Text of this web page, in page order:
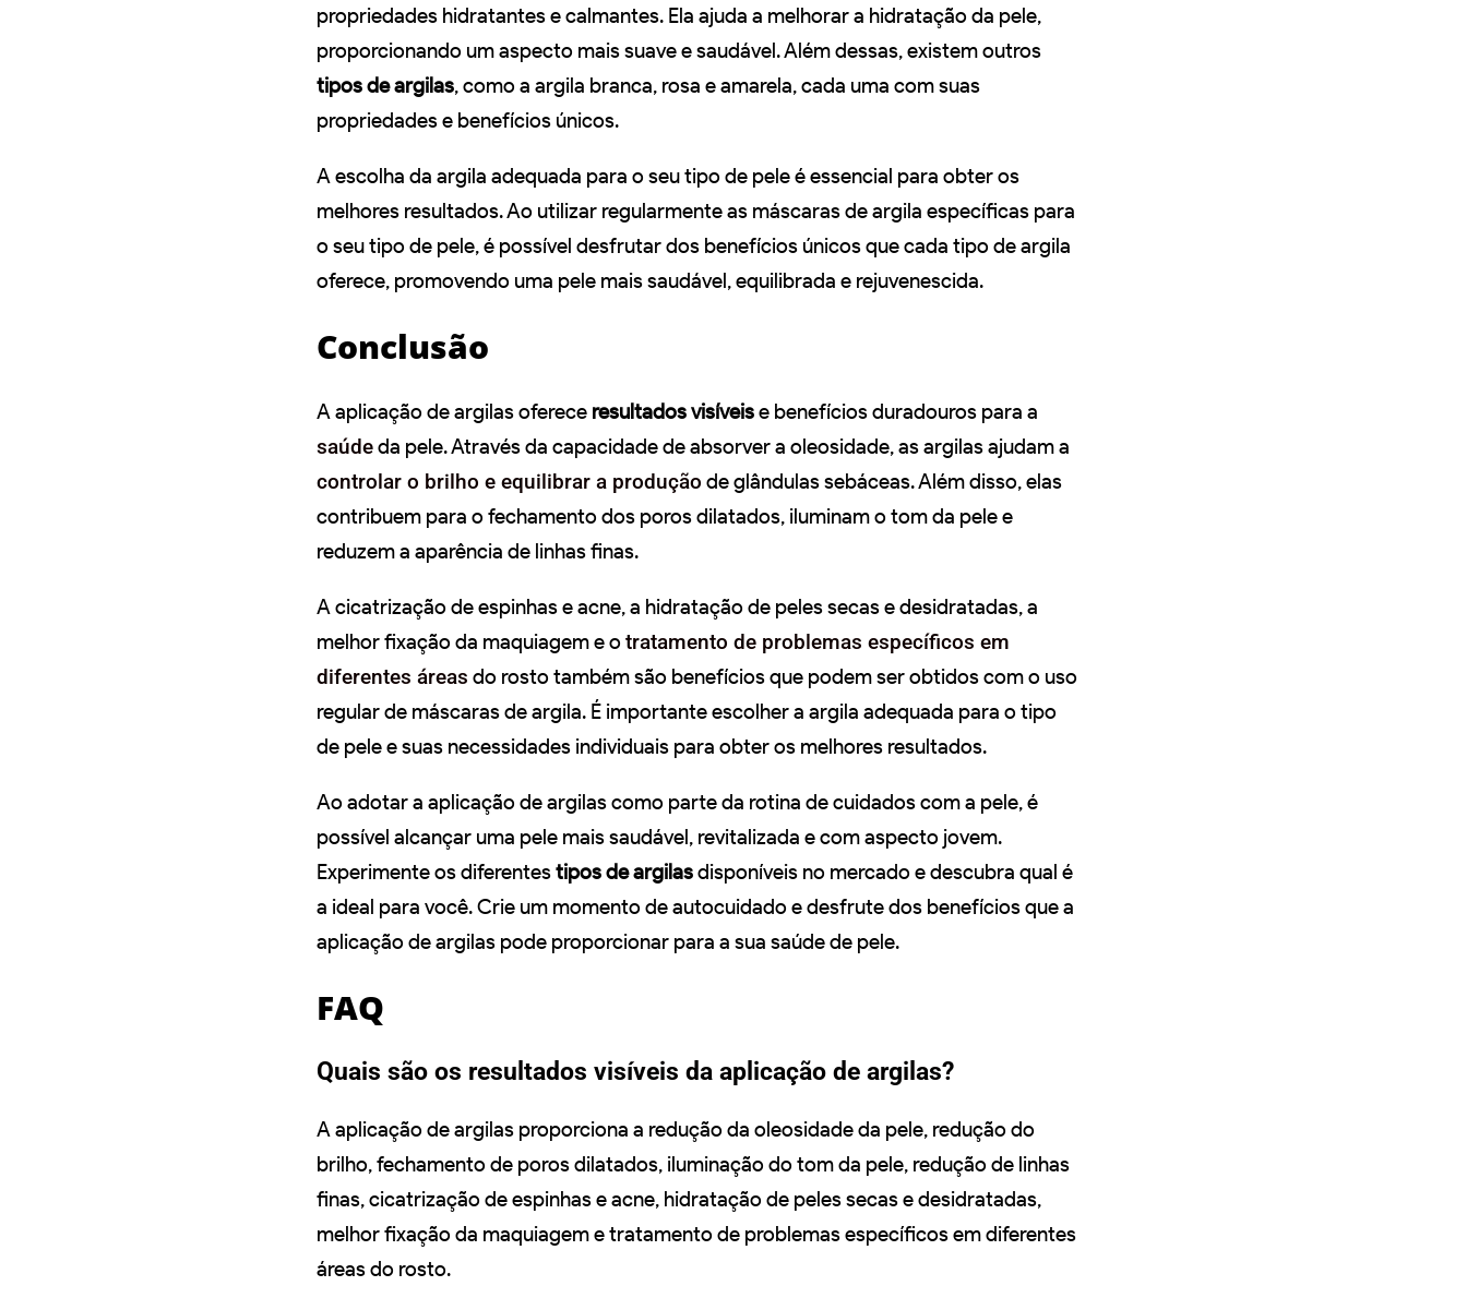
propriedades hidratantes e calmantes. Ela ajuda a melhorar a hidratação da pele,
proporcionando um aspecto mais suave e saudável. Além dessas, existem outros
tipos de argilas, como a argila branca, rosa e amarela, cada uma com suas
propriedades e benefícios únicos.
A escolha da argila adequada para o seu tipo de pele é essencial para obter os
melhores resultados. Ao utilizar regularmente as máscaras de argila específicas para
o seu tipo de pele, é possível desfrutar dos benefícios únicos que cada tipo de argila
oferece, promovendo uma pele mais saudável, equilibrada e rejuvenescida.
Conclusão
A aplicação de argilas oferece resultados visíveise benefícios duradouros para a
saúdeda pele. Através da capacidade de absorver a oleosidade, as argilas ajudam a
controlar o brilho e equilibrar a produção de glândulas sebáceas. Além disso, elas
contribuem para o fechamento dos poros dilatados, iluminam o tom da pele e
reduzem a aparência de linhas finas.
A cicatrização de espinhas e acne, a hidratação de peles secas e desidratadas, a
melhor fixação da maquiagem e o tratamento de problemas específicos em
diferentes áreas do rosto também são benefícios que podem ser obtidos com o uso
regular de máscaras de argila. É importante escolher a argila adequada para o tipo
de pele e suas necessidades individuais para obter os melhores resultados.
Ao adotar a aplicação de argilas como parte da rotina de cuidados com a pele, é
possível alcançar uma pele mais saudável, revitalizada e com aspecto jovem.
Experimente os diferentestipos de argilasdisponíveis no mercado e descubra qual é
a ideal para você. Crie um momento de autocuidado e desfrute dos benefícios que a
aplicação de argilas pode proporcionar para a sua saúde de pele.
FAQ
Quais são os resultados visíveis da aplicação de argilas?
A aplicação de argilas proporciona a redução da oleosidade da pele, redução do
brilho, fechamento de poros dilatados, iluminação do tom da pele, redução de linhas
finas, cicatrização de espinhas e acne, hidratação de peles secas e desidratadas,
melhor fixação da maquiagem e tratamento de problemas específicos em diferentes
áreas do rosto.